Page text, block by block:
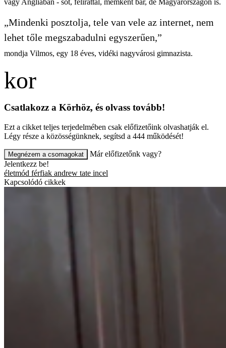
vagy Angliában - sőt, felirattal, mémként bár, de Magyarországon is.
„Mindenki posztolja, tele van vele az internet, nem
lehet tőle megszabadulni egyszerűen,”
mondja Vilmos, egy 18 éves, vidéki nagyvárosi gimnazista.
Csatlakozz a Körhöz, és olvass tovább!
Ezt a cikket teljes terjedelmében csak előfizetőink olvashatják el.
Légy része a közösségünknek, segítsd a 444 működését!
Megnézem a csomagokat
Már előfizetőnk vagy?
Jelentkezz be!
életmód férfiak andrew tate incel
Kapcsolódó cikkek